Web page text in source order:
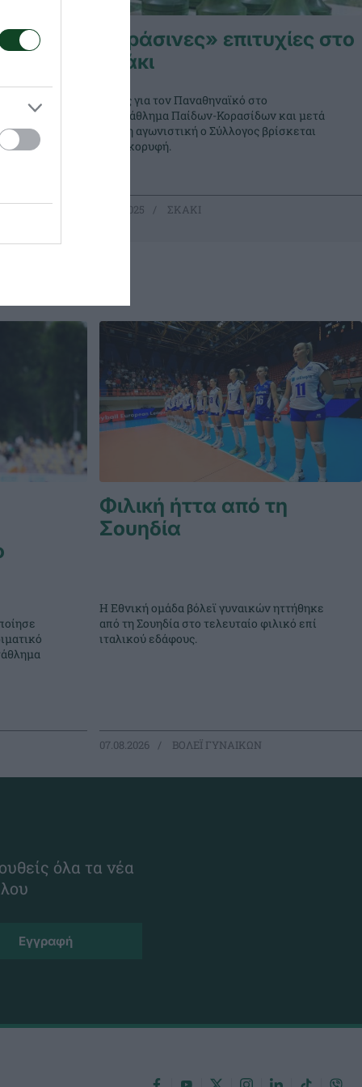
στο
τις
«Πράσινες» επιτυχίες στο
σκάκι
Νίκες για τον Παναθηναϊκό στο
Πρωτάθλημα Παίδων-Κορασίδων και μετά
την 6η αγωνιστική ο Σύλλογος βρίσκεται
στην κορυφή.
10.11.2025 ΣΚΑΚΙ
Φιλική ήττα από τη
Σουηδία
Η Εθνική ομάδα βόλεϊ γυναικών ηττήθηκε
από τη Σουηδία στο τελευταίο φιλικό επί
ιταλικού εδάφους.
07.08.2026 ΒΟΛΕΪ ΓΥΝΑΙΚΩΝ
όλα τα νέα